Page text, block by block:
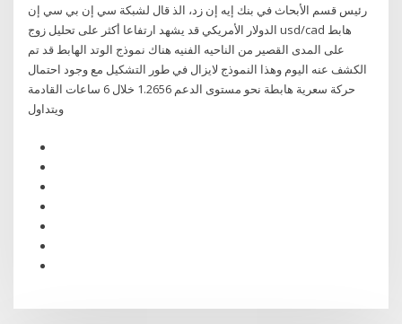
رئيس قسم الأبحاث في بنك إيه إن زد، الذ قال لشبكة سي إن بي سي إن
الدولار الأمريكي قد يشهد ارتفاعا أكثر على تحليل زوج usd/cad هابط
على المدى القصير من الناحيه الفنيه هناك نموذج الوتد الهابط قد تم
الكشف عنه اليوم وهذا النموذج لايزال في طور التشكيل مع وجود احتمال
حركة سعرية هابطة نحو مستوى الدعم 1.2656 خلال 6 ساعات القادمة
ويتداول